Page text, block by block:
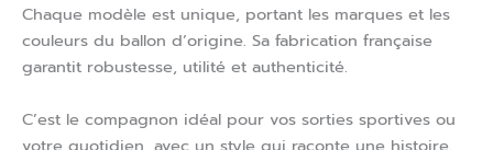
Chaque modèle est unique, portant les marques et les
couleurs du ballon d’origine. Sa fabrication française
garantit robustesse, utilité et authenticité.
C’est le compagnon idéal pour vos sorties sportives ou
votre quotidien, avec un style qui raconte une histoire.